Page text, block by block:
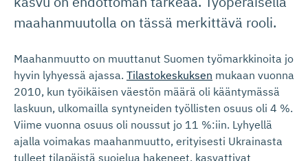
maahanmuutolla on tässä merkittävä rooli.
Maahanmuutto on muuttanut Suomen työmarkkinoita jo
hyvin lyhyessä ajassa. Tilastokeskuksen mukaan vuonna
2010, kun työikäisen väestön määrä oli kääntymässä
laskuun, ulkomailla syntyneiden työllisten osuus oli 4 %.
Viime vuonna osuus oli noussut jo 11 %:iin. Lyhyellä
ajalla voimakas maahanmuutto, erityisesti Ukrainasta
tulleet tilapäistä suojelua hakeneet, kasvattivat